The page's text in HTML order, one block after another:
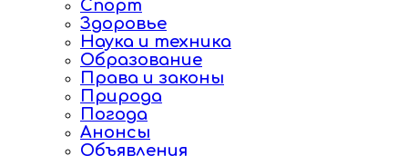
Спорт
Здоровье
Наука и техника
Образование
Права и законы
Природа
Погода
Анонсы
Объявления